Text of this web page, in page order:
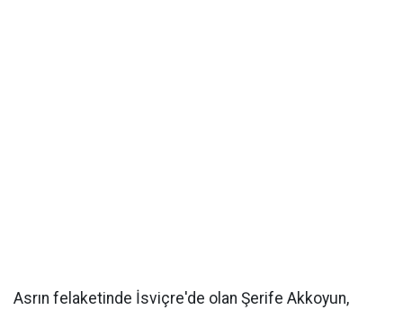
Asrın felaketinde İsviçre'de olan Şerife Akkoyun,